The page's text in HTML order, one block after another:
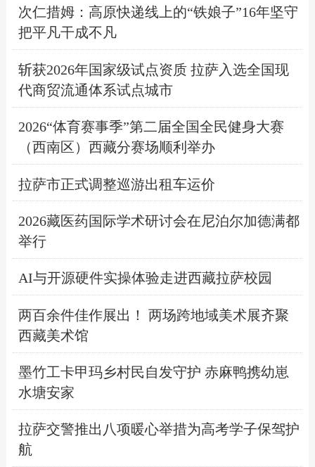
次仁措姆：高原快递线上的“铁娘子”16年坚守
把平凡干成不凡
斩获2026年国家级试点资质 拉萨入选全国现
代商贸流通体系试点城市
2026“体育赛事季”第二届全国全民健身大赛
（西南区）西藏分赛场顺利举办
拉萨市正式调整巡游出租车运价
2026藏医药国际学术研讨会在尼泊尔加德满都
举行
AI与开源硬件实操体验走进西藏拉萨校园
两百余件佳作展出！ 两场跨地域美术展齐聚
西藏美术馆
墨竹工卡甲玛乡村民自发守护 赤麻鸭携幼崽
水塘安家
拉萨交警推出八项暖心举措为高考学子保驾护
航